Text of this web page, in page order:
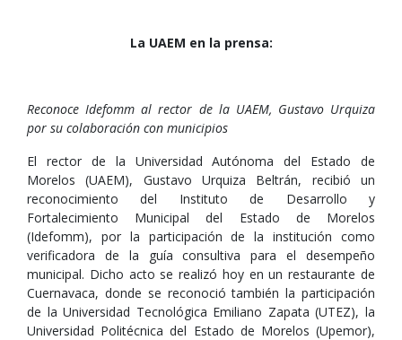
La UAEM en la prensa:
Reconoce Idefomm al rector de la UAEM, Gustavo Urquiza
por su colaboración con municipios
El rector de la Universidad Autónoma del Estado de
Morelos (UAEM), Gustavo Urquiza Beltrán, recibió un
reconocimiento del Instituto de Desarrollo y
Fortalecimiento Municipal del Estado de Morelos
(Idefomm), por la participación de la institución como
verificadora de la guía consultiva para el desempeño
municipal. Dicho acto se realizó hoy en un restaurante de
Cuernavaca, donde se reconoció también la participación
de la Universidad Tecnológica Emiliano Zapata (UTEZ), la
Universidad Politécnica del Estado de Morelos (Upemor),